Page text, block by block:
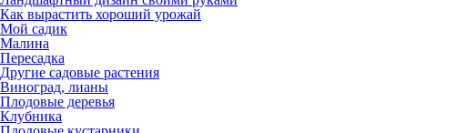
Как вырастить хороший урожай
Мой садик
Малина
Пересадка
Другие садовые растения
Виноград, лианы
Плодовые деревья
Клубника